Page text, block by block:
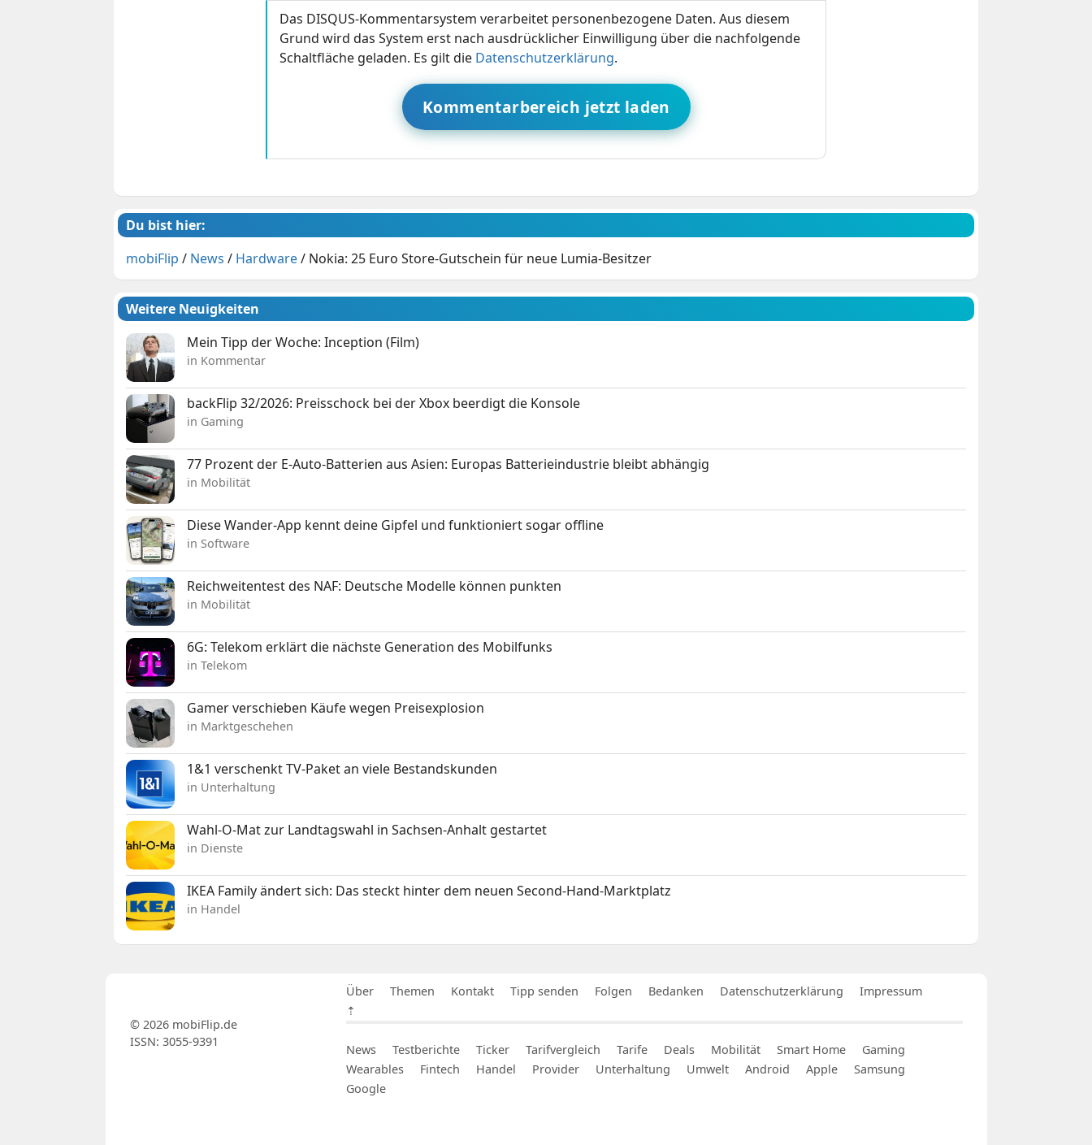
Das DISQUS-Kommentarsystem verarbeitet personenbezogene Daten. Aus diesem
Grund wird das System erst nach ausdrücklicher Einwilligung über die nachfolgende
Schaltfläche geladen. Es gilt die Datenschutzerklärung.
Kommentarbereich jetzt laden
Du bist hier:
mobiFlip / News / Hardware/ Nokia: 25 Euro Store-Gutschein für neue Lumia-Besitzer
Weitere Neuigkeiten
Mein Tipp der Woche: Inception (Film)
in Kommentar
backFlip 32/2026: Preisschock bei der Xbox beerdigt die Konsole
in Gaming
77 Prozent der E-Auto-Batterien aus Asien: Europas Batterieindustrie bleibt abhängig
in Mobilität
Diese Wander-App kennt deine Gipfel und funktioniert sogar offline
in Software
Reichweitentest des NAF: Deutsche Modelle können punkten
in Mobilität
6G: Telekom erklärt die nächste Generation des Mobilfunks
in Telekom
Gamer verschieben Käufe wegen Preisexplosion
in Marktgeschehen
1&1 verschenkt TV-Paket an viele Bestandskunden
in Unterhaltung
Wahl-O-Mat zur Landtagswahl in Sachsen-Anhalt gestartet
in Dienste
IKEA Family ändert sich: Das steckt hinter dem neuen Second-Hand-Marktplatz
in Handel
Über Themen Kontakt Tipp senden Folgen Bedanken Datenschutzerklärung
Impressum
⇡
News Testberichte Ticker Tarifvergleich Tarife Deals Mobilität Smart Home
Gaming
Wearables
Fintech Handel Provider Unterhaltung Umwelt Android Apple
Samsung
Google
© 2026 mobiFlip.de
ISSN: 3055-9391